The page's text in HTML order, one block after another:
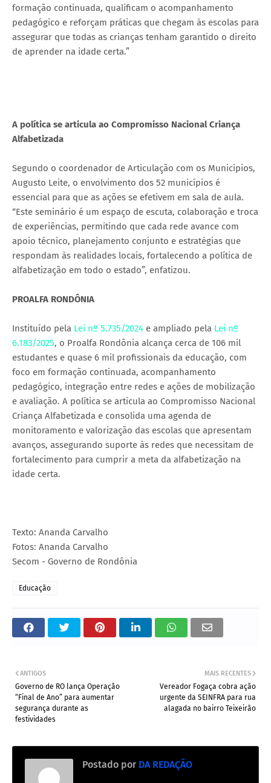
formação continuada, qualificam o acompanhamento
pedagógico e reforçam práticas que chegam às escolas para
assegurar que todas as crianças tenham garantido o direito
de aprender na idade certa.”
A política se articula ao Compromisso Nacional Criança
Alfabetizada
Segundo o coordenador de Articulação com os Municípios,
Augusto Leite, o envolvimento dos 52 municípios é
essencial para que as ações se efetivem em sala de aula.
“Este seminário é um espaço de escuta, colaboração e troca
de experiências, permitindo que cada rede avance com
apoio técnico, planejamento conjunto e estratégias que
respondam às realidades locais, fortalecendo a política de
alfabetização em todo o estado”, enfatizou.
PROALFA RONDÔNIA
Instituído pela Lei nº 5.735/2024 e ampliado pela Lei nº
6.183/2025, o Proalfa Rondônia alcança cerca de 106 mil
estudantes e quase 6 mil profissionais da educação, com
foco em formação continuada, acompanhamento
pedagógico, integração entre redes e ações de mobilização
e avaliação. A política se articula ao Compromisso Nacional
Criança Alfabetizada e consolida uma agenda de
monitoramento e valorização das escolas que apresentam
avanços, assegurando suporte às redes que necessitam de
fortalecimento para cumprir a meta da alfabetização na
idade certa.
Texto: Ananda Carvalho
Fotos: Ananda Carvalho
Secom - Governo de Rondônia
Educação
MAIS RECENTES
Vereador Fogaça cobra ação
urgente da SEINFRA para rua
alagada no bairro Teixeirão
ANTIGOS
Governo de RO lança Operação
“Final de Ano” para aumentar
segurança durante as
festividades
Postado por DA REDAÇÃO